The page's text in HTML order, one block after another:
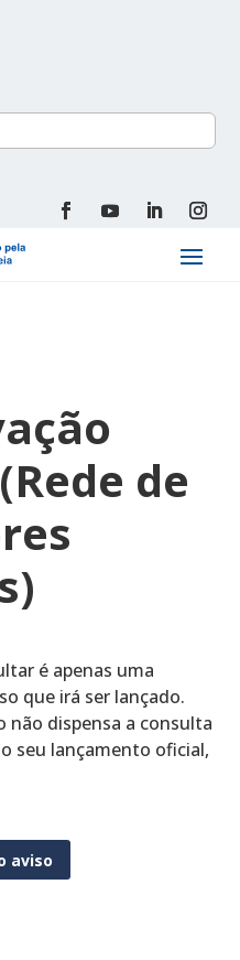
de
é apenas uma
que irá ser lançado.
não dispensa a consulta
seu lançamento oficial,
aviso